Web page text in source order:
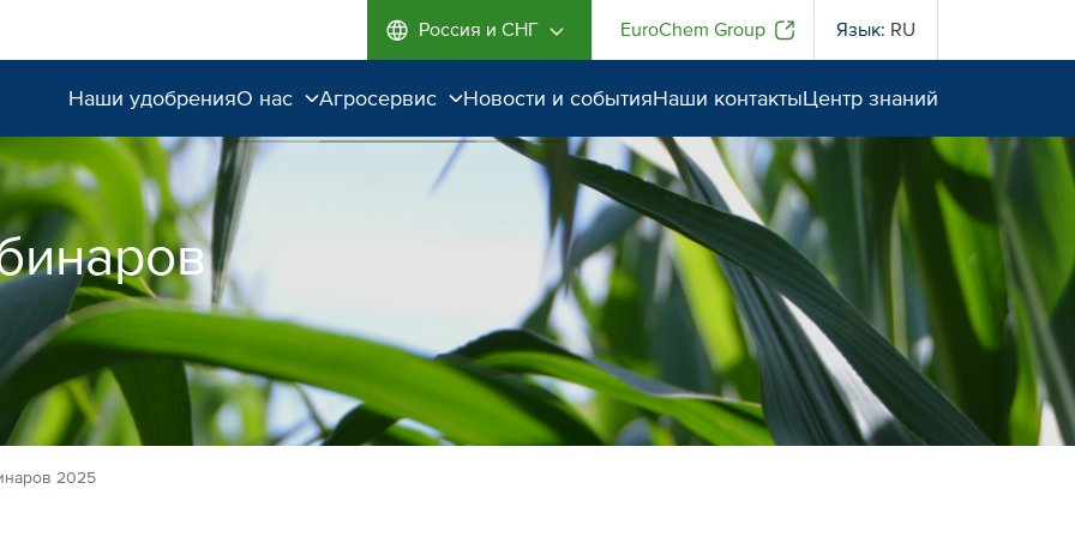
Россия и СНГ EuroChem Group Язык: RU
Наши удобренияО нас
Поддержка и
Экологичность
Агросервис
Агроэкспертиза
Новости и событияНаши контактыЦентр знаний
2025